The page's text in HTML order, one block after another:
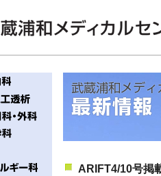
ARIFT4/10号掲